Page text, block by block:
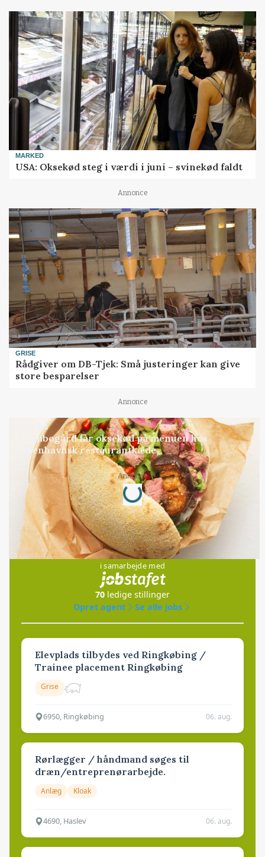
MARKED
USA: Oksekød steg i værdi i juni – svinekød faldt
Annonce
GRISE
Rådgiver om DB-Tjek: Små justeringer kan give
store besparelser
Annonce
BUSINESS
Grambogård får oksekød på menuen hos
københavnsk restaurantkæde
Annonce
Loading...
Jobs
i samarbejde med
70 ledige stillinger
Opret agent
Se alle jobs
Elevplads tilbydes ved Ringkøbing /
Trainee placement Ringkøbing
Grise
6950, Ringkøbing 06. aug.
Rørlægger / håndmand søges til
dræn/entreprenørarbejde.
Anlæg Kloak
4690, Haslev 06. aug.